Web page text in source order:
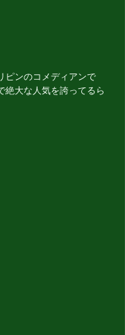
ピンのコメディアンで
絶大な人気を誇ってるら